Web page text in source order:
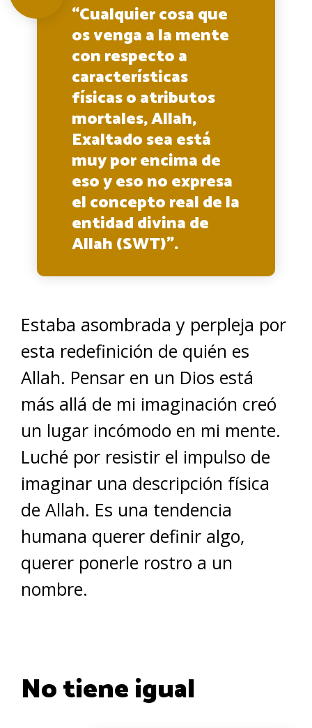
“Cualquier cosa que
os venga a la mente
con respecto a
características
físicas o atributos
mortales, Allah,
Exaltado sea está
muy por encima de
eso y eso no expresa
el concepto real de la
entidad divina de
Allah (SWT)”.
Estaba asombrada y perpleja por
esta redefinición de quién es
Allah. Pensar en un Dios está
más allá de mi imaginación creó
un lugar incómodo en mi mente.
Luché por resistir el impulso de
imaginar una descripción física
de Allah. Es una tendencia
humana querer definir algo,
querer ponerle rostro a un
nombre.
No tiene igual